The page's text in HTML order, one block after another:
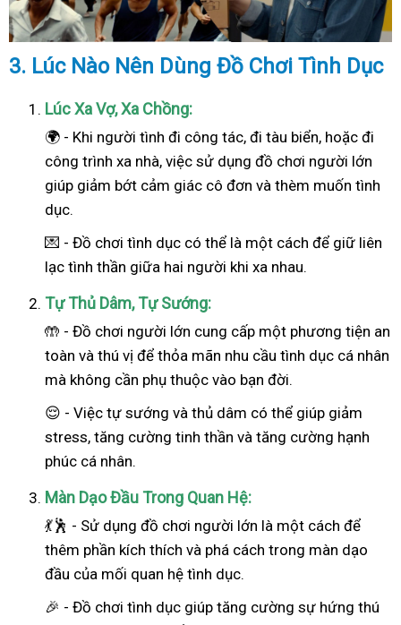
3. Lúc Nào Nên Dùng Đồ Chơi Tình Dục
Lúc Xa Vợ, Xa Chồng:
🌍 - Khi người tình đi công tác, đi tàu biển, hoặc đi
công trình xa nhà, việc sử dụng đồ chơi người lớn
giúp giảm bớt cảm giác cô đơn và thèm muốn tình
dục.
💌 - Đồ chơi tình dục có thể là một cách để giữ liên
lạc tình thần giữa hai người khi xa nhau.
Tự Thủ Dâm, Tự Sướng:
🤲 - Đồ chơi người lớn cung cấp một phương tiện an
toàn và thú vị để thỏa mãn nhu cầu tình dục cá nhân
mà không cần phụ thuộc vào bạn đời.
😌 - Việc tự sướng và thủ dâm có thể giúp giảm
stress, tăng cường tinh thần và tăng cường hạnh
phúc cá nhân.
Màn Dạo Đầu Trong Quan Hệ:
💃🕺 - Sử dụng đồ chơi người lớn là một cách để
thêm phần kích thích và phá cách trong màn dạo
đầu của mối quan hệ tình dục.
🎉 - Đồ chơi tình dục giúp tăng cường sự hứng thú